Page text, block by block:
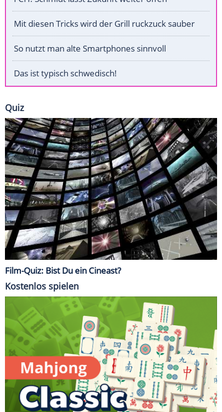
Mit diesen Tricks wird der Grill ruckzuck sauber
So nutzt man alte Smartphones sinnvoll
Das ist typisch schwedisch!
Quiz
Film-Quiz: Bist Du ein Cineast?
Kostenlos spielen